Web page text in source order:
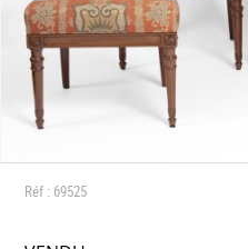
Réf : 69525